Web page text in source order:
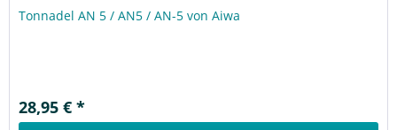
Tonnadel AN 5 / AN5 / AN-5 von Aiwa
28,95 € *